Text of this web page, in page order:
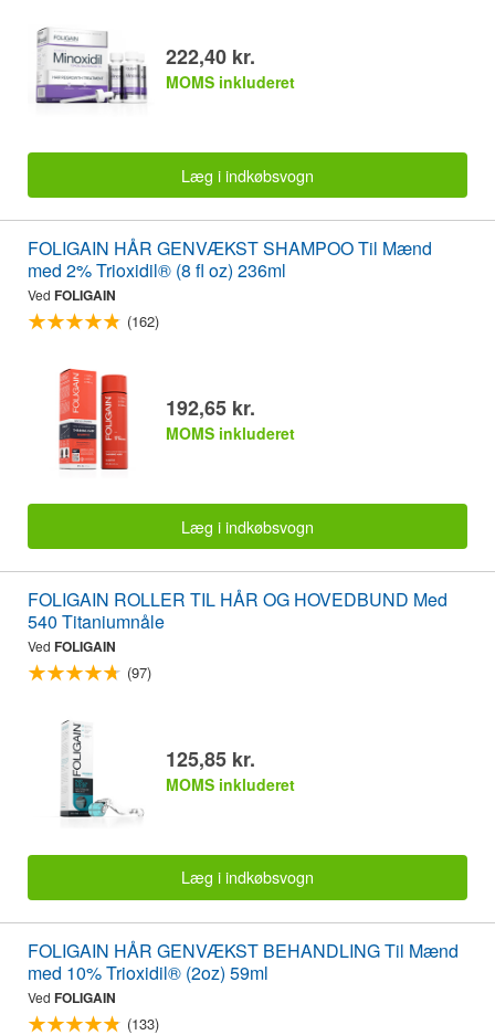
222,40 kr.
MOMS inkluderet
Læg i indkøbsvogn
FOLIGAIN HÅR GENVÆKST SHAMPOO Til Mænd
med 2% Trioxidil® (8 fl oz) 236ml
Ved FOLIGAIN
(162)
192,65 kr.
MOMS inkluderet
Læg i indkøbsvogn
FOLIGAIN ROLLER TIL HÅR OG HOVEDBUND Med
540 Titaniumnåle
Ved FOLIGAIN
(97)
125,85 kr.
MOMS inkluderet
Læg i indkøbsvogn
FOLIGAIN HÅR GENVÆKST BEHANDLING Til Mænd
med 10% Trioxidil® (2oz) 59ml
Ved FOLIGAIN
(133)